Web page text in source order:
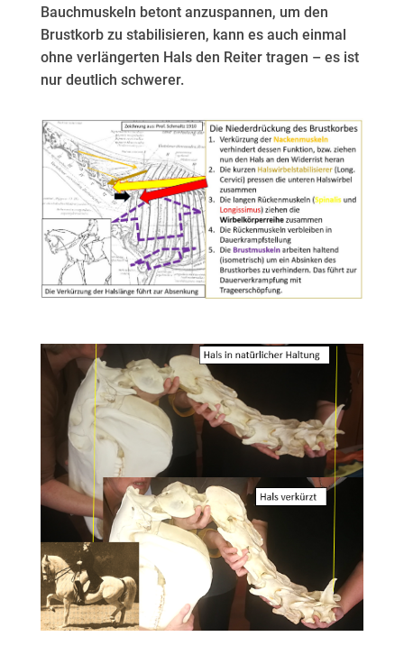
Bauchmuskeln betont anzuspannen, um den
Brustkorb zu stabilisieren, kann es auch einmal
ohne verlängerten Hals den Reiter tragen – es ist
nur deutlich schwerer.